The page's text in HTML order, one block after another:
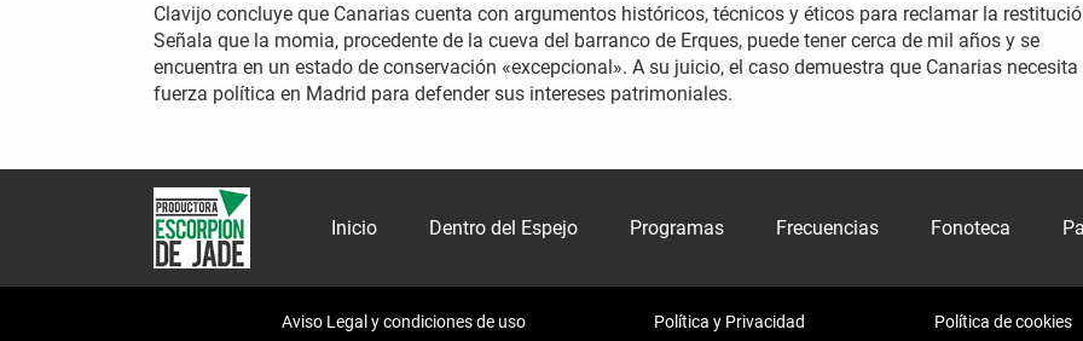
Clavijo concluye que Canarias cuenta con argumentos históricos, técnicos y éticos para reclamar la
Señala que la momia, procedente de la cueva del barranco de Erques, puede tener cerca de mil años y se
encuentra en un estado de conservación «excepcional». A su juicio, el caso demuestra que Canarias
fuerza política en Madrid para defender sus intereses patrimoniales.
Inicio Dentro del Espejo Programas Frecuencias Fonoteca
Aviso Legal y condiciones de uso Política y Privacidad Política de cookies